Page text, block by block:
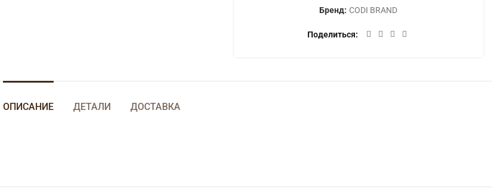
Бренд: CODI BRAND
Поделиться
ОПИСАНИЕ ДЕТАЛИ ДОСТАВКА